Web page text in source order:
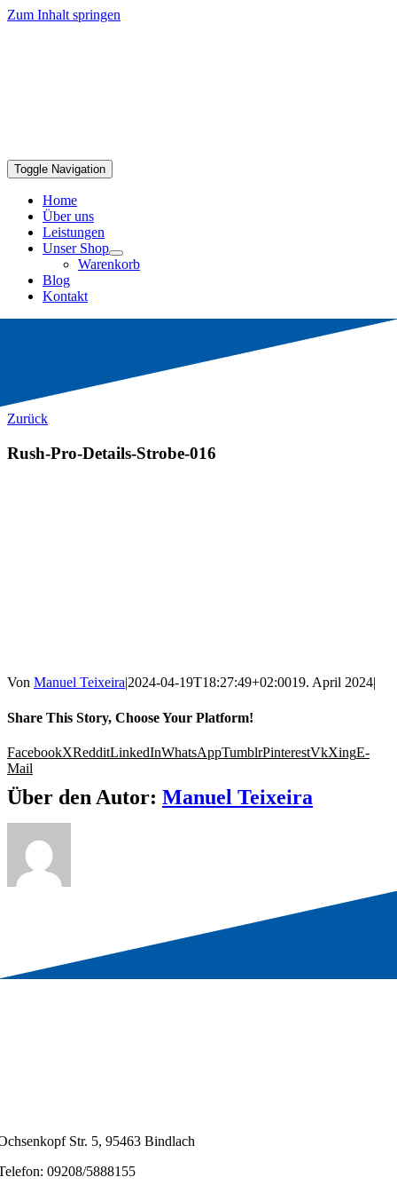
Zum Inhalt springen
Toggle Navigation
Home
Über uns
Leistungen
Unser Shop
Warenkorb
Blog
Kontakt
Zurück
Rush-Pro-Details-Strobe-016
Von Manuel Teixeira|2024-04-19T18:27:49+02:0019. April 2024|
Share This Story, Choose Your Platform!
FacebookXRedditLinkedInWhatsAppTumblrPinterestVkXingE-
Mail
Über den Autor: Manuel Teixeira
Str. 5, 95463 Bindlach
09208/5888155